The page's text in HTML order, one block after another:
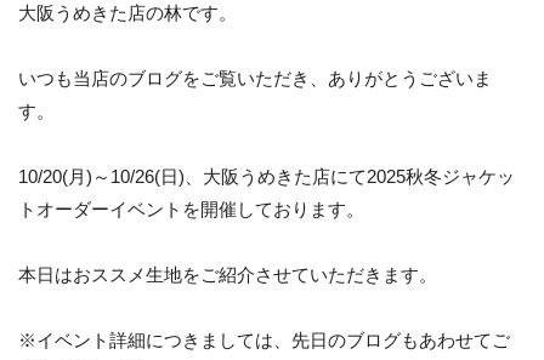
大阪うめきた店の林です。
いつも当店のブログをご覧いただき、ありがとうございま
す。
10/20(月)～10/26(日)、大阪うめきた店にて2025秋冬ジャケッ
トオーダーイベントを開催しております。
本日はおススメ生地をご紹介させていただきます。
※イベント詳細につきましては、先日のブログもあわせてご